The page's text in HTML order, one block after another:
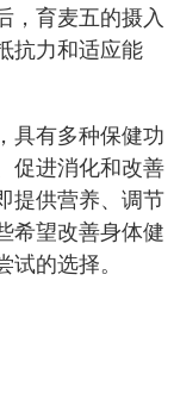
，育麦五的摄入
抗力和适应能
具有多种保健功
促进消化和改善
提供营养、调节
希望改善身体健
的选择。